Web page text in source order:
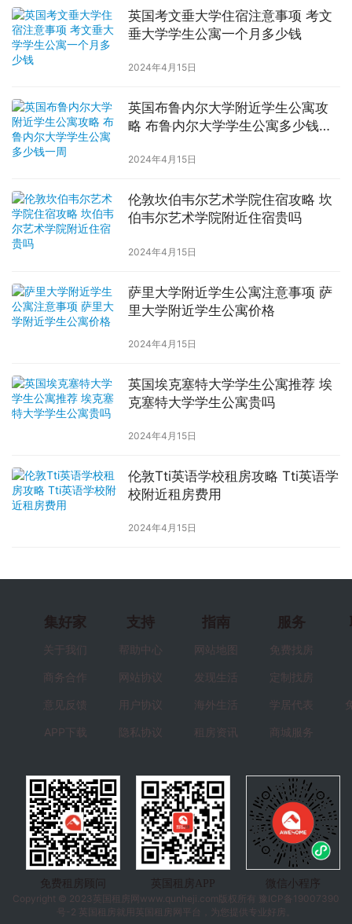
英国考文垂大学住宿注意事项 考文
垂大学学生公寓一个月多少钱
2024年4月15日
英国布鲁内尔大学附近学生公寓攻
略 布鲁内尔大学学生公寓多少钱一
2024年4月15日
伦敦坎伯韦尔艺术学院住宿攻略 坎
伯韦尔艺术学院附近住宿贵吗
2024年4月15日
萨里大学附近学生公寓注意事项 萨
里大学附近学生公寓价格
2024年4月15日
英国埃克塞特大学学生公寓推荐 埃
克塞特大学学生公寓贵吗
2024年4月15日
伦敦Tti英语学校租房攻略 Tti英语学
校附近租房费用
2024年4月15日
集好家
关于我们
商务合作
意见反馈
APP下载
支持
帮助中心
网站协议
用户协议
隐私协议
指南
网站地图
发现生活
海外生活
租房资讯
服务
免费找房
定制找房
学居代表
商城服务
免费租房顾问 英国租房APP
微信小程序
Copyright © 2023 英国租房 网www.qunheji.com版权所有
豫ICP备19007390
号-2 英国租房就用英国租房网平台，为您提供专业好房。